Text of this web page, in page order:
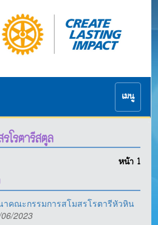
เมนู
โรตารีสตูล
หน้า 1
าคณะกรรมการสโมสรโรตารีหัวหิน
2023